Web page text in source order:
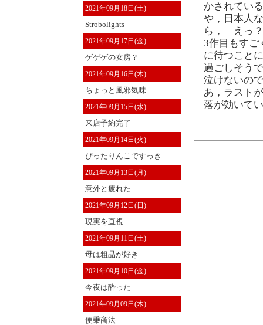
2021年09月18日(土)
Strobolights
2021年09月17日(金)
ゲゲゲの女房？
2021年09月16日(木)
ちょっと風邪気味
2021年09月15日(水)
来店予約完了
2021年09月14日(火)
ぴったりんこですっき..
2021年09月13日(月)
意外と疲れた
2021年09月12日(日)
現実を直視
2021年09月11日(土)
母は粗品が好き
2021年09月10日(金)
今夜は酔った
2021年09月09日(木)
便乗商法
かされてい
や，日本人
ら，「えっ
3作目もす
に待つこと
過ごしそう
泣けないの
あ，ラスト
落が効いて